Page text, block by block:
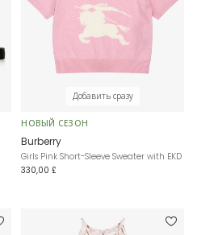
Добавить сразу
НОВЫЙ СЕЗОН
Burberry
Girls Pink Short-Sleeve Sweater with EKD
330,00 £